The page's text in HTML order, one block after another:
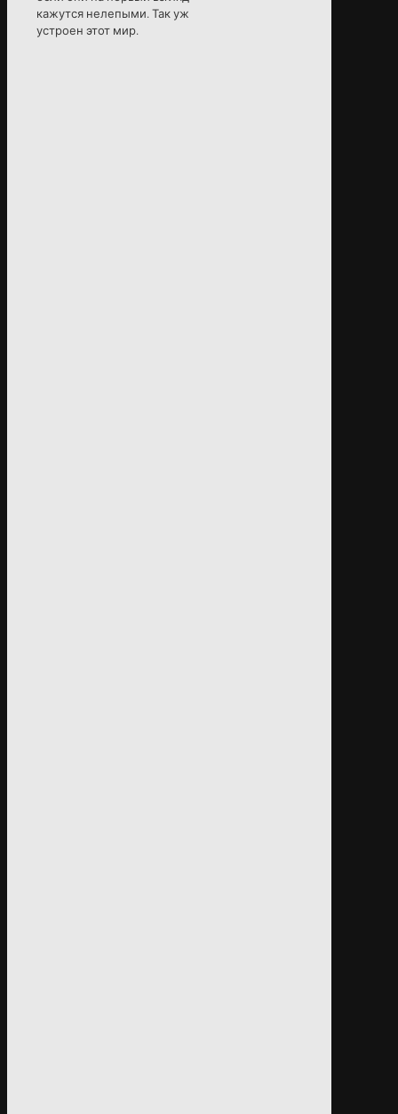
кажутся нелепыми. Так уж
устроен этот мир.